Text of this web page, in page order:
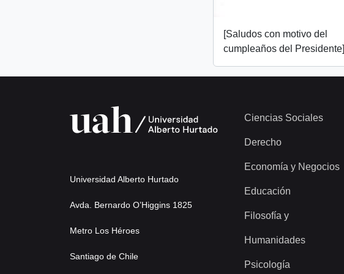
[Saludos con motivo del
cumpleaños del Presidente]
Universidad Alberto Hurtado
Avda. Bernardo O’Higgins 1825
Metro Los Héroes
Santiago de Chile
Ciencias Sociales
Derecho
Economía y Negocios
Educación
Filosofía y
Humanidades
Psicología